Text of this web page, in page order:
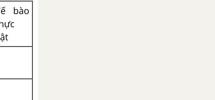
bào